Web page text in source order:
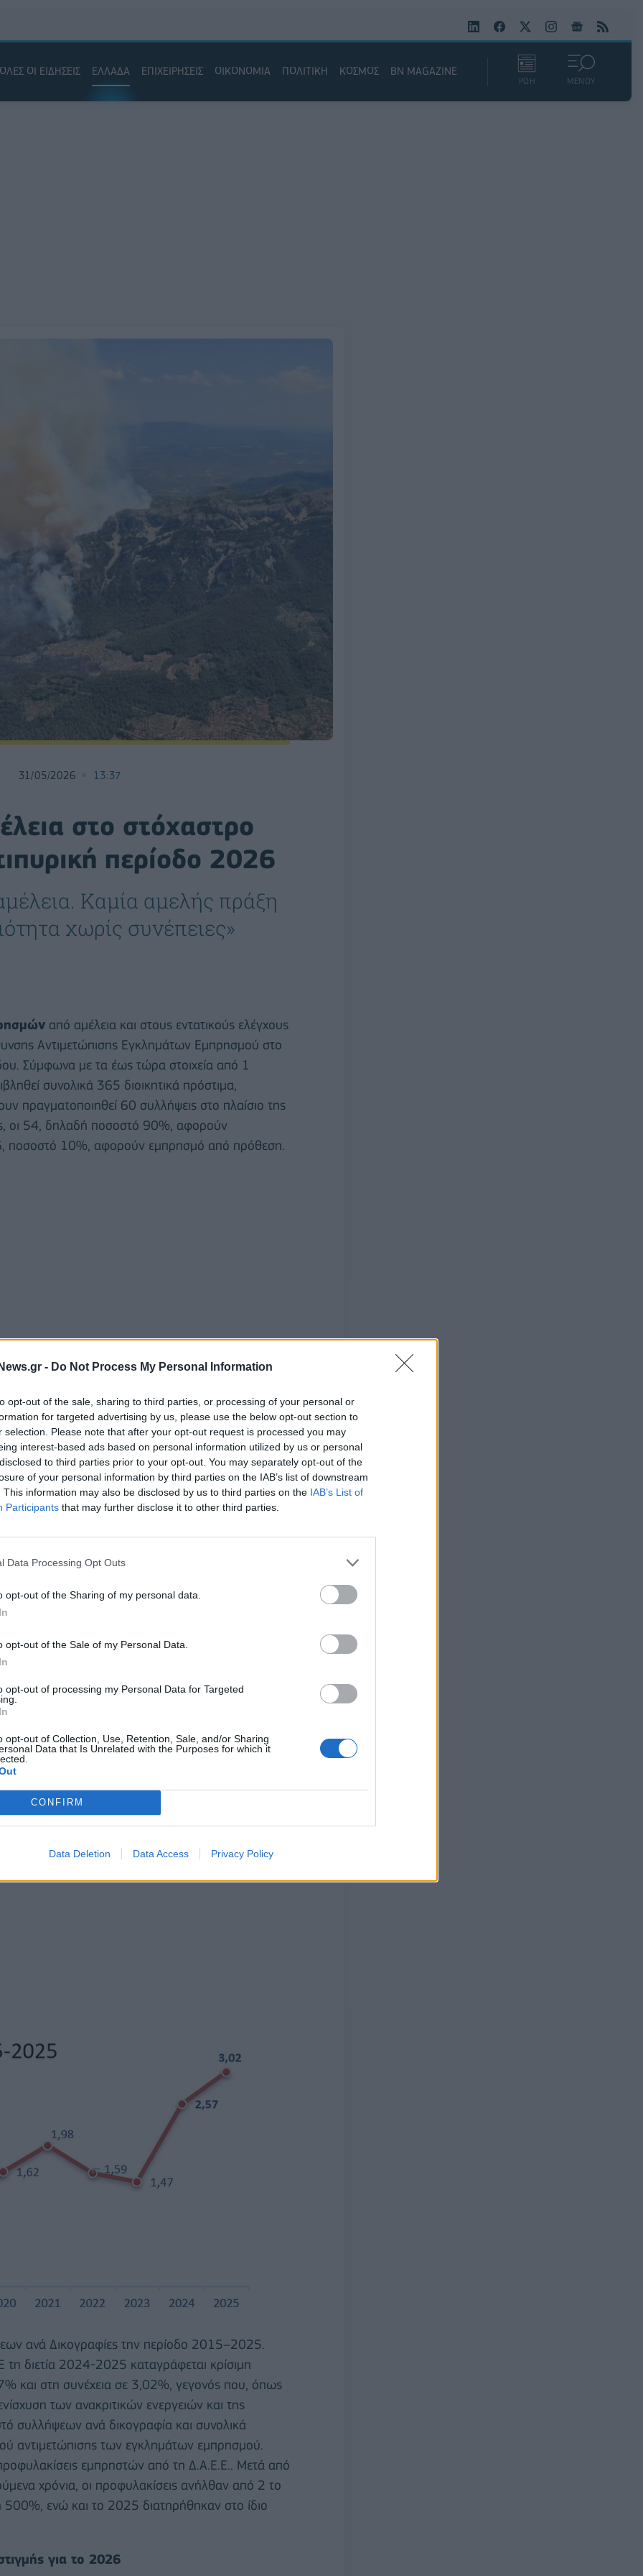
- Do Not Process My Personal Information
opt-out of the sale, sharing to third parties, or processing of your personal or
for targeted advertising by us, please use the below opt-out section to
selection. Please note that after your opt-out request is processed you may
interest-based ads based on personal information utilized by us or personal
to third parties prior to your opt-out. You may separately opt-out of the
of your personal information by third parties on the IAB’s list of downstream
This information may also be disclosed by us to third parties on the IAB’s List of
Participants that may further disclose it to other third parties.
Data Processing Opt Outs
opt-out of the Sharing of my personal data.
opt-out of the Sale of my Personal Data.
opt-out of processing my Personal Data for Targeted
opt-out of Collection, Use, Retention, Sale, and/or Sharing
Data that Is Unrelated with the Purposes for which it
CONFIRM
Data Deletion Data Access Privacy Policy
ΟΛΕΣ ΟΙ ΕΙΔΗΣΕΙΣ ΕΛΛΑΔΑ ΕΠΙΧΕΙΡΗΣΕΙΣ ΟΙΚΟΝΟΜΙΑ ΠΟΛΙΤΙΚΗ ΚΟΣΜΟΣ BN MAGAZINE
ΡΟΗ ΜΕΝΟΥ
31/05/2026 13:37
στο στόχαστρο
περίοδο 2026
Καμία αμελής πράξη
χωρίς συνέπειες»
από αμέλεια και στους εντατικούς ελέγχους
Αντιμετώπισης Εγκλημάτων Εμπρησμού στο
Σύμφωνα με τα έως τώρα στοιχεία από 1
συνολικά 365 διοικητικά πρόστιμα,
60 συλλήψεις στο πλαίσιο της
οι 54, δηλαδή ποσοστό 90%, αφορούν
ποσοστό 10%, αφορούν εμπρησμό από πρόθεση.
χωρίς έλεγχο, καμία υπαιτιότητα χωρίς
τα αρμόδια στελέχη του Πυροσβεστικού
δεν αντιμετωπίζεται πλέον ως ένα απλό λάθος
προκαλεί ή μπορεί να προκαλέσει πυρκαγιά
με το νόμο.
από το σύνολο των συλλήψεων της περιόδου
ΔΑΕΕ καταγράφεται σαφής ενίσχυση της
και την αλλαγή στην στρατηγική την τελευταία
ανήλθε στις430 το 2024
υψηλό επίπεδο με 423 συλλήψεις. Με τα μέχρι
χρόνια υποδηλώνει, όπως αναφέρουν
ένας πολύ πιο ενεργός μηχανισμός
ειδικά τις συλλήψεις από τη Δ.Α.Ε.Ε. για την
εμφανίζουν θεαματική άνοδο τα τελευταία έτη.
51 το 2024, δηλαδή αύξηση 537,5%, ενώ το
νέα αύξηση 54,9%. Τα δεδομένα αυτά, όπως
μόνο την ενίσχυση της υπηρεσίας, αλλά και τη
το 2015-2025 και οι προφυλακίσεις
ανά Δικογραφίες την περίοδο 2015–2025.
διετία 2024-2025 καταγράφεται κρίσιμη
και στη συνέχεια σε 3,02%, γεγονός που, όπως
των ανακριτικών ενεργειών και της
συλλήψεων ανά δικογραφία και συνολικά
αντιμετώπισης των εγκλημάτων εμπρησμού.
προφυλακίσεις εμπρηστών από τη Δ.Α.Ε.Ε.. Μετά από
χρόνια, οι προφυλακίσεις ανήλθαν από 2 το
ενώ και το 2025 διατηρήθηκαν στο ίδιο
για το 2026